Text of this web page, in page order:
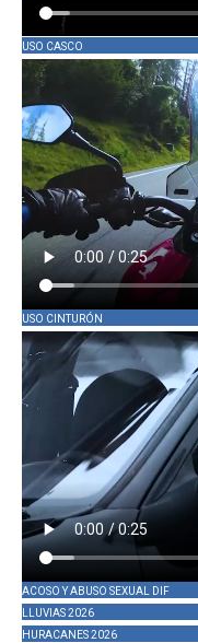
USO CASCO
USO CINTURÓN
ACOSO Y ABUSO SEXUAL DIF
LLUVIAS 2026
HURACANES 2026